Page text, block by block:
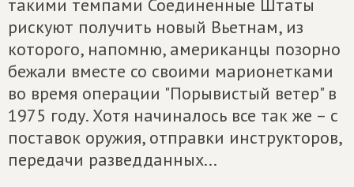
такими темпами Соединенные Штаты
рискуют получить новый Вьетнам, из
которого, напомню, американцы позорно
бежали вместе со своими марионетками
во время операции "Порывистый ветер" в
1975 году. Хотя начиналось все так же – с
поставок оружия, отправки инструкторов,
передачи разведданных...